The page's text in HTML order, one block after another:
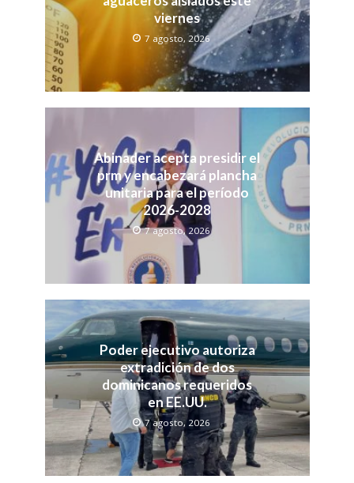
viernes
7 agosto, 2026
Abinader acepta presidir el
prm y encabezará plancha
unitaria para el período
2026-2028
7 agosto, 2026
Poder ejecutivo autoriza
extradición de dos
dominicanos requeridos
en EE.UU.
7 agosto, 2026